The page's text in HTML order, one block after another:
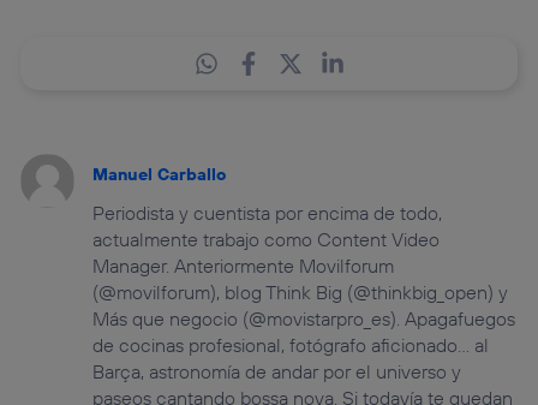
Manuel Carballo
Periodista y cuentista por encima de todo,
actualmente trabajo como Content Video
Manager. Anteriormente Movilforum
(@movilforum), blog Think Big (@thinkbig_open) y
Más que negocio (@movistarpro_es). Apagafuegos
de cocinas profesional, fotógrafo aficionado… al
Barça, astronomía de andar por el universo y
paseos cantando bossa nova. Si todavía te quedan